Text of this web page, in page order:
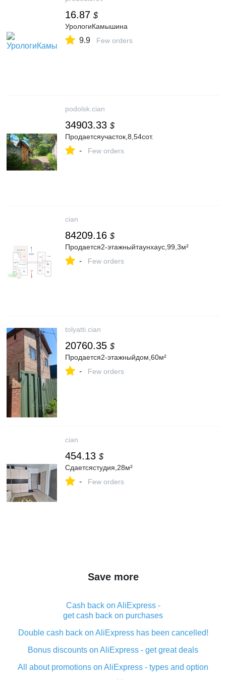
16.87 $
УрологиКамышина
9.9 Few orders
podolsk.cian
34903.33 $
Продаетсяучасток,8,54сот.
- Few orders
cian
84209.16 $
Продается2-этажныйтаунхаус,99,3м²
- Few orders
tolyatti.cian
20760.35 $
Продается2-этажныйдом,60м²
- Few orders
cian
454.13 $
Сдаетсястудия,28м²
- Few orders
Save more
Cash back on AliExpress -
get cash back on purchases
Double cash back on AliExpress has been cancelled!
Bonus discounts on AliExpress - get great deals
All about promotions on AliExpress - types and option